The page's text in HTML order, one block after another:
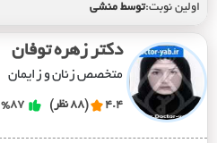
اولین نوبت:توسط منشی
دکتر زهره توفان
متخصص زنان و زایمان
4.4 (88 نظر) %87